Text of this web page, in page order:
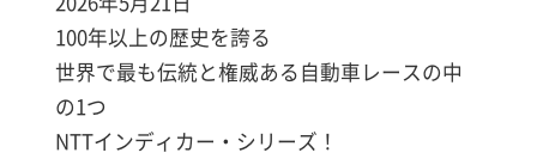
100年以上の歴史を誇る
世界で最も伝統と権威ある自動車レースの中
の1つ
NTTインディカー・シリーズ！